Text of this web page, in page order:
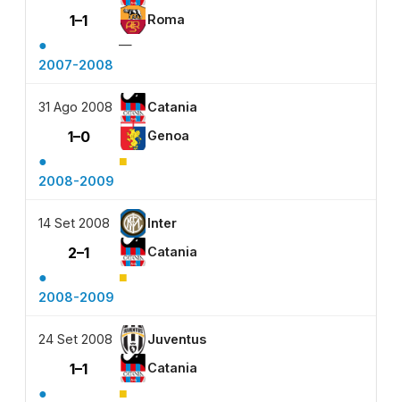
1–1 Roma
●
—
2007-2008
31 Ago 2008 Catania
1–0 Genoa
● ■
2008-2009
14 Set 2008 Inter
2–1 Catania
● ■
2008-2009
24 Set 2008 Juventus
1–1 Catania
● ■